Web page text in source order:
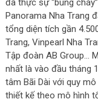
đã thực sự “bùng
Panorama Nha Trang
tổng diện tích gần
Trang, Vinpearl Nha
Tập đoàn AB Group…
nhất là vào đầu tháng
tâm Bãi Dài với quy
thiết kế theo mô hình